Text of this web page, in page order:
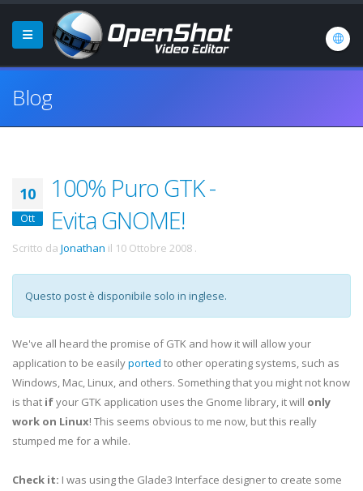
Blog
10
Ott
100% Puro GTK -
Evita GNOME!
Scritto da Jonathan il 10 Ottobre 2008 .
Questo post è disponibile solo in inglese.
We've all heard the promise of GTK and how it will allow your
application to be easilyported to other operating systems, such as
Windows, Mac, Linux, and others. Something that you might not know
is that ifyour GTK application uses the Gnome library, it will only
work on Linux! This seems obvious to me now, but this really
stumped me for a while.
Check it: I was using the Glade3 Interface designer to create some